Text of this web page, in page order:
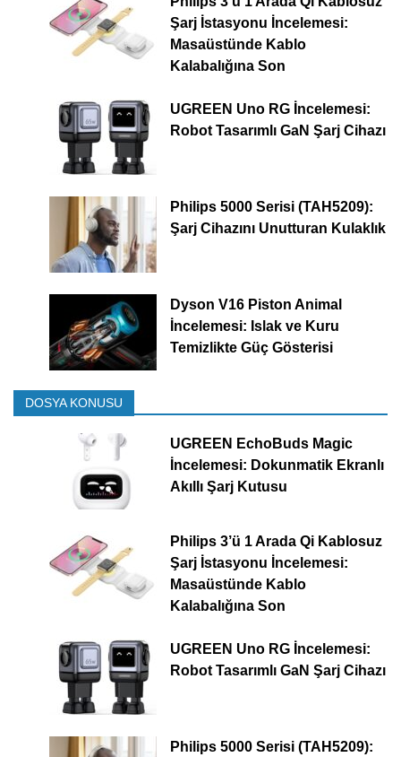
Şarj İstasyonu İncelemesi:
Masaüstünde Kablo
Kalabalığına Son
UGREEN Uno RG İncelemesi:
Robot Tasarımlı GaN Şarj Cihazı
Philips 5000 Serisi (TAH5209):
Şarj Cihazını Unutturan Kulaklık
Dyson V16 Piston Animal
İncelemesi: Islak ve Kuru
Temizlikte Güç Gösterisi
DOSYA KONUSU
UGREEN EchoBuds Magic
İncelemesi: Dokunmatik Ekranlı
Akıllı Şarj Kutusu
Philips 3’ü 1 Arada Qi Kablosuz
Şarj İstasyonu İncelemesi:
Masaüstünde Kablo
Kalabalığına Son
UGREEN Uno RG İncelemesi:
Robot Tasarımlı GaN Şarj Cihazı
Philips 5000 Serisi (TAH5209):